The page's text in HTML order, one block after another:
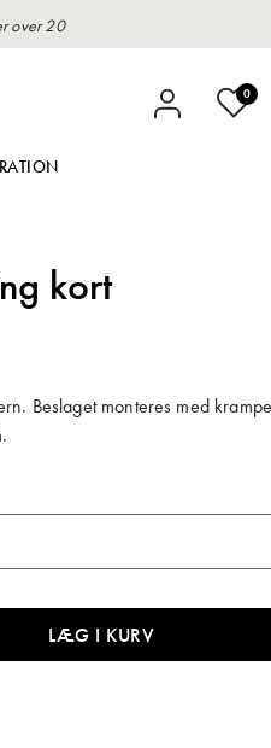
over 20
0
kort
Beslaget monteres med
LÆG I KURV